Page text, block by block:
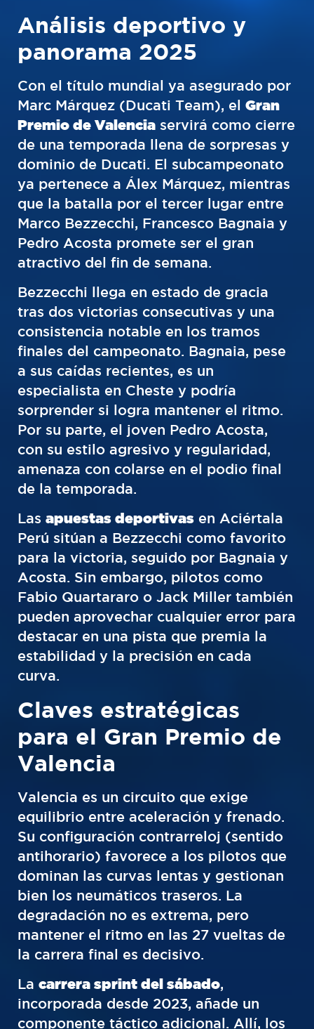
Análisis deportivo y
panorama 2025
Con el título mundial ya asegurado por
Marc Márquez (Ducati Team), el Gran
Premio de Valencia servirá como cierre
de una temporada llena de sorpresas y
dominio de Ducati. El subcampeonato
ya pertenece a Álex Márquez, mientras
que la batalla por el tercer lugar entre
Marco Bezzecchi, Francesco Bagnaia y
Pedro Acosta promete ser el gran
atractivo del fin de semana.
Bezzecchi llega en estado de gracia
tras dos victorias consecutivas y una
consistencia notable en los tramos
finales del campeonato. Bagnaia, pese
a sus caídas recientes, es un
especialista en Cheste y podría
sorprender si logra mantener el ritmo.
Por su parte, el joven Pedro Acosta,
con su estilo agresivo y regularidad,
amenaza con colarse en el podio final
de la temporada.
Las apuestas deportivas en Aciértala
Perú sitúan a Bezzecchi como favorito
para la victoria, seguido por Bagnaia y
Acosta. Sin embargo, pilotos como
Fabio Quartararo o Jack Miller también
pueden aprovechar cualquier error para
destacar en una pista que premia la
estabilidad y la precisión en cada
curva.
Claves estratégicas
para el Gran Premio de
Valencia
Valencia es un circuito que exige
equilibrio entre aceleración y frenado.
Su configuración contrarreloj (sentido
antihorario) favorece a los pilotos que
dominan las curvas lentas y gestionan
bien los neumáticos traseros. La
degradación no es extrema, pero
mantener el ritmo en las 27 vueltas de
la carrera final es decisivo.
La carrera sprint del sábado,
incorporada desde 2023, añade un
componente táctico adicional. Allí, los